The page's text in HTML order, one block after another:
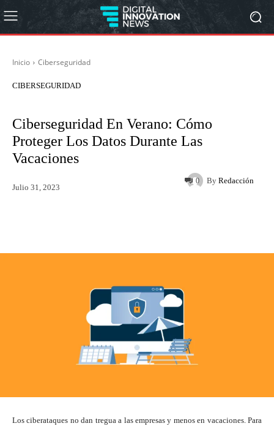
Inicio Ciberseguridad
CIBERSEGURIDAD
Ciberseguridad En Verano: Cómo
Proteger Los Datos Durante Las
Vacaciones
By Redacción
Julio 31, 2023
0
Los ciberataques no dan tregua a las empresas y menos en vacaciones. Para